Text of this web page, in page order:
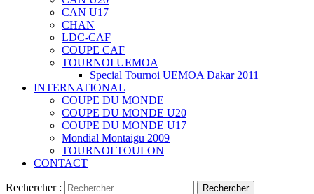
CAN U17
CHAN
LDC-CAF
COUPE CAF
TOURNOI UEMOA
Special Tournoi UEMOA Dakar 2011
INTERNATIONAL
COUPE DU MONDE
COUPE DU MONDE U20
COUPE DU MONDE U17
Mondial Montaigu 2009
TOURNOI TOULON
CONTACT
Rechercher :